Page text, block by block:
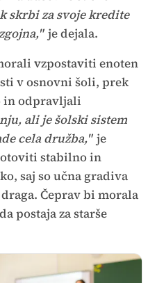
skrbi za svoje kredite
je dejala.
vzpostaviti enoten
v osnovni šoli, prek
in odpravljali
ali je šolski sistem
cela družba," je
stabilno in
saj so učna gradiva
Čeprav bi morala
postaja za starše